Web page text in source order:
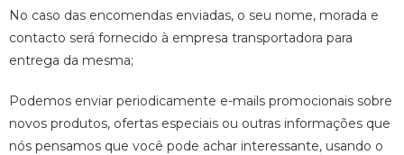
No caso das encomendas enviadas, o seu nome, morada e
contacto será fornecido à empresa transportadora para
entrega da mesma;
Podemos enviar periodicamente e-mails promocionais sobre
novos produtos, ofertas especiais ou outras informações que
nós pensamos que você pode achar interessante, usando o